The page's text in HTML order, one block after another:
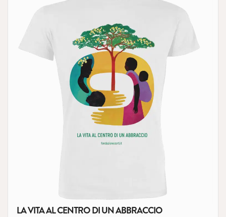
LA VITA AL CENTRO DI UN ABBRACCIO